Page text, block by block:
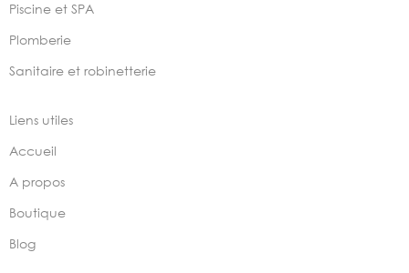
Piscine et SPA
Plomberie
Sanitaire et robinetterie
Liens utiles
Accueil
A propos
Boutique
Blog